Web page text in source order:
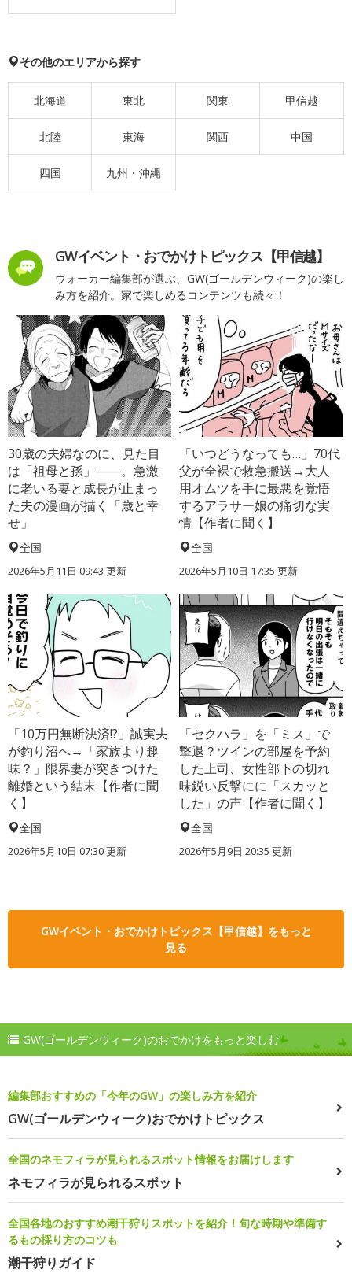
その他のエリアから探す
北海道 東北 関東 甲信越
北陸 東海 関西 中国
四国 九州・沖縄
GWイベント・おでかけトピックス【甲信越】
ウォーカー編集部が選ぶ、GW(ゴールデンウィーク)の楽し
み方を紹介。家で楽しめるコンテンツも続々！
30歳の夫婦なのに、見た目
は「祖母と孫」――。急激
に老いる妻と成長が止まっ
た夫の漫画が描く「歳と幸
せ」
全国
2026年5月11日 09:43 更新
「いつどうなっても…」70代
父が全裸で救急搬送→大人
用オムツを手に最悪を覚悟
するアラサー娘の痛切な実
情【作者に聞く】
全国
2026年5月10日 17:35 更新
「10万円無断決済!?」誠実夫
が釣り沼へ→「家族より趣
味？」限界妻が突きつけた
離婚という結末【作者に聞
く】
全国
2026年5月10日 07:30 更新
「セクハラ」を「ミス」で
撃退？ツインの部屋を予約
した上司、女性部下の切れ
味鋭い反撃にに「スカッと
した」の声【作者に聞く】
全国
2026年5月9日 20:35 更新
GWイベント・おでかけトピックス【甲信越】をもっと
見る
GW(ゴールデンウィーク)のおでかけをもっと楽しむ
編集部おすすめの「今年のGW」の楽しみ方を紹介
GW(ゴールデンウィーク)おでかけトピックス
全国のネモフィラが見られるスポット情報をお届けします
ネモフィラが見られるスポット
全国各地のおすすめ潮干狩りスポットを紹介！旬な時期や準備す
るもの採り方のコツも
潮干狩りガイド